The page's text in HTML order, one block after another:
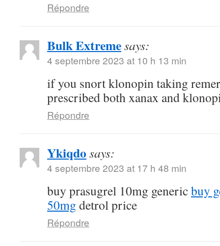
Répondre
Bulk Extremesays:
4 septembre 2023 at 10 h 13 min
if you snort klonopin taking
prescribed both xanax and
Répondre
Ykiqdo says:
4 septembre 2023 at 17 h 48 min
buy prasugrel 10mg genericbuy
50mg detrol price
Répondre